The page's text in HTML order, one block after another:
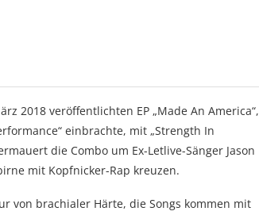
2018 veröffentlichten EP „Made An America“,
einbrachte, mit „Strength In
die Combo um Ex-Letlive-Sänger Jason
mit Kopfnicker-Rap kreuzen.
von brachialer Härte, die Songs kommen mit